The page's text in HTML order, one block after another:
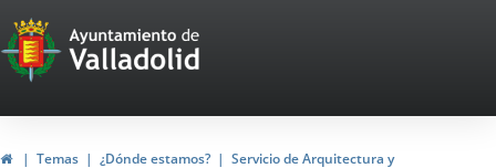
Portal
Web
del
Ayuntamiento
InicioTemas ¿Dónde estamos?
Servicio de Arquitectura y